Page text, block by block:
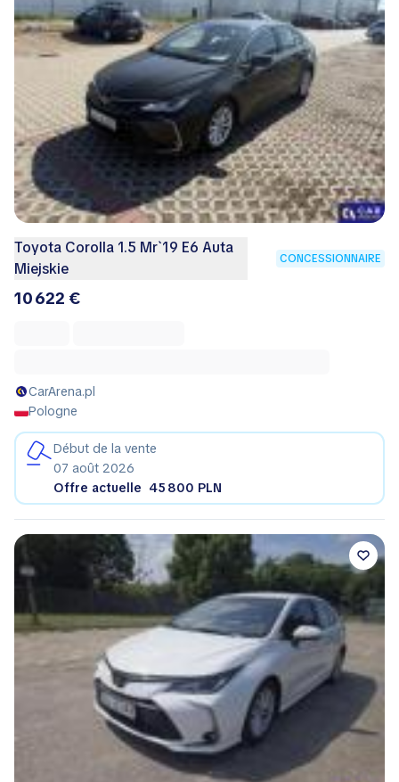
Toyota Corolla 1.5 Mr`19 E6 Auta
Miejskie
CONCESSIONNAIRE
10 622 €
CarArena.pl
Pologne
Début de la vente
07 août 2026
Offre actuelle 45 800 PLN